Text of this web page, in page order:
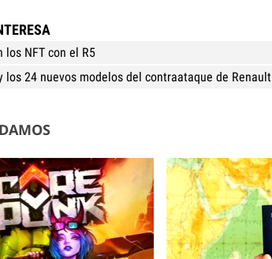
los NFT con el R5
los 24 nuevos modelos del contraataque de Renault